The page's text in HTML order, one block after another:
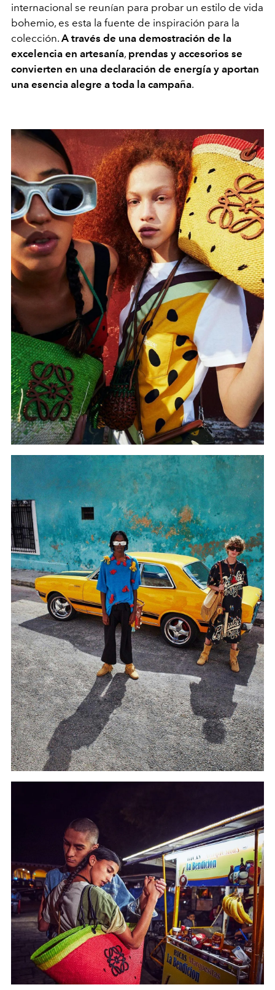
internacional se reunían para probar un estilo de vida
bohemio, es esta la fuente de inspiración para la
colección. A través de una demostración de la
excelencia en artesanía, prendas y accesorios se
convierten en una declaración de energía y aportan
una esencia alegre a toda la campaña.